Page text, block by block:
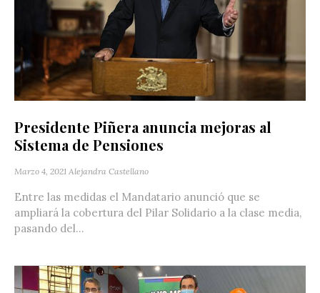
Presidente Piñera anuncia mejoras al
Sistema de Pensiones
Marzo 4, 2021 Alejandra Castellano
Entre las medidas el Mandatario anunció que se
ampliará la cobertura del Pilar Solidario a la clase media,
pasando del...